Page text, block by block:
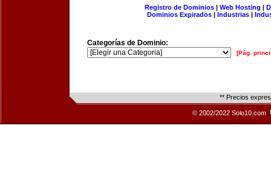
Registro de Dominios| Web Hosting |
Dominios Expirados | Industrias |
Categorías de Dominio:
[Pág.
** Precios
© 2002/2022 Solo10.com